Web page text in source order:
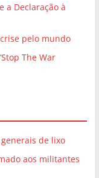
a Declaração à
pelo mundo
The War
de lixo
aos militantes